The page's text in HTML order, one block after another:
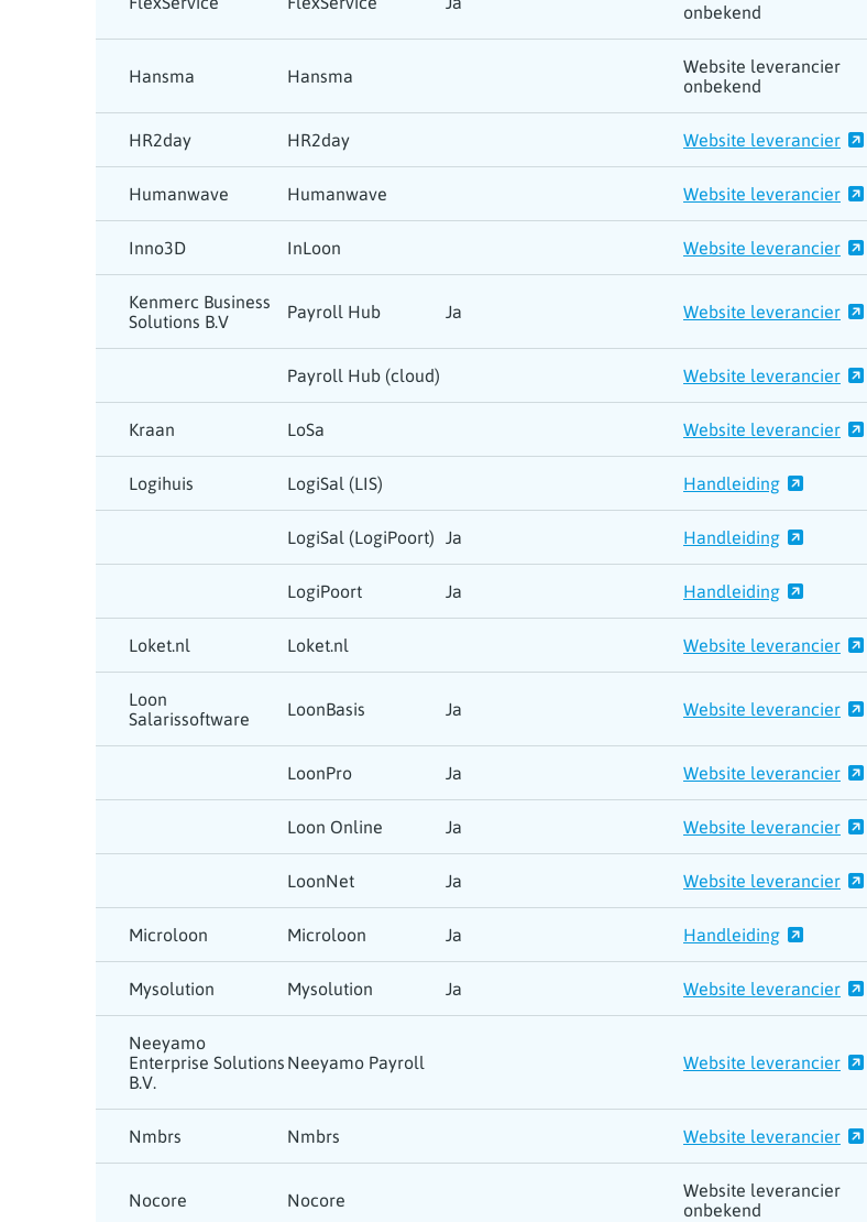
onbekend
Hansma Hansma
Website leverancier
onbekend
HR2day HR2day Website leverancier
Humanwave Humanwave Website leverancier
Inno3D InLoon Website leverancier
Kenmerc Business
Solutions B.V
Payroll Hub Ja Website leverancier
Payroll Hub (cloud) Website leverancier
Kraan LoSa Website leverancier
Logihuis LogiSal (LIS) Handleiding
LogiSal (LogiPoort) Ja Handleiding
LogiPoort Ja Handleiding
Loket.nl Loket.nl Website leverancier
Loon
Salarissoftware
LoonBasis Ja Website leverancier
LoonPro Ja Website leverancier
Loon Online Ja Website leverancier
LoonNet Ja Website leverancier
Microloon Microloon Ja Handleiding
Mysolution Mysolution Ja Website leverancier
Neeyamo
Enterprise Solutions
B.V.
Neeyamo Payroll Website leverancier
Nmbrs Nmbrs Website leverancier
Nocore Nocore
Website leverancier
onbekend